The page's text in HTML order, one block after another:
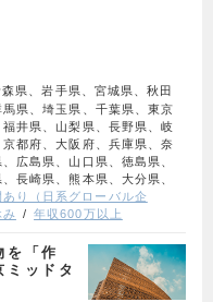
県、岩手県、宮城県、秋田
県、埼玉県、千葉県、東京
井県、山梨県、長野県、岐
都府、大阪府、兵庫県、奈
広島県、山口県、徳島県、
長崎県、熊本県、大分県、
り（日系グローバル企
み 年収600万以上
を「作
ミッドタ